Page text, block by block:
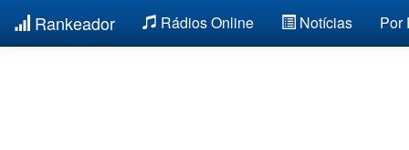
Rankeador Rádios Online Notícias Por